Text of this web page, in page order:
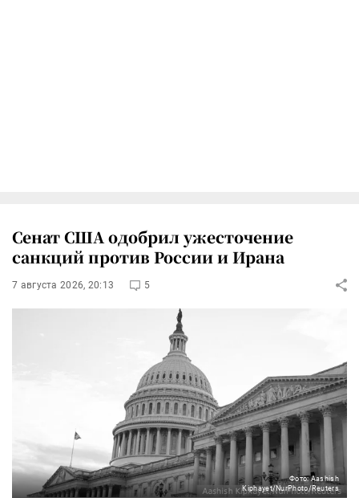
Сенат США одобрил ужесточение
санкций против России и Ирана
7 августа 2026, 20:13 5
Фото: Aashish
Kiphayet/NurPhoto/Reuters